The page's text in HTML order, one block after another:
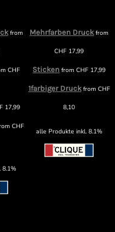
from
CHF
17,99
CHF
8.1%
Mehrfarben Druckfrom
CHF 17,99
Sticken fromCHF 17,99
1farbiger Druckfrom CHF
8,10
alle Produkte inkl. 8.1%